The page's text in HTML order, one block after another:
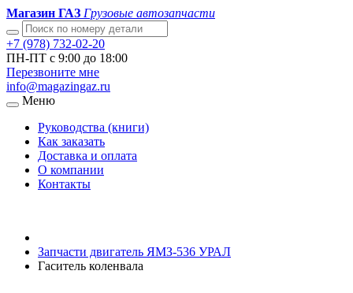
Магазин ГАЗ Грузовые автозапчасти
+7 (978) 732-02-20
ПН-ПТ с 9:00 до 18:00
Перезвоните мне
info@magazingaz.ru
Меню
Руководства (книги)
Как заказать
Доставка и оплата
О компании
Контакты
Запчасти двигатель ЯМЗ-536 УРАЛ
Гаситель коленвала